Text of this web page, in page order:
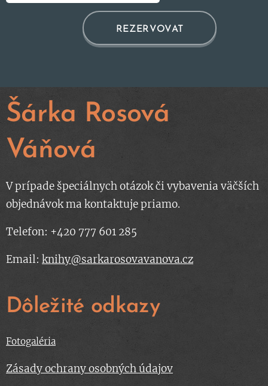
REZERVOVAT
Šárka Rosová
Váňová
V prípade špeciálnych otázok či vybavenia väčších
objednávok ma kontaktuje priamo.
Telefon: +420 777 601 285
Email: knihy@sarkarosovavanova.cz
Dôležité odkazy
Fotogaléria
Zásady ochrany osobných údajov